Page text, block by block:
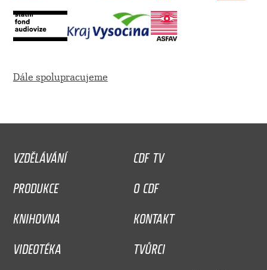
Dále spolupracujeme
VZDĚLÁVÁNÍ
CDF TV
PRODUKCE
O CDF
KNIHOVNA
KONTAKT
VIDEOTÉKA
TVŮRCI